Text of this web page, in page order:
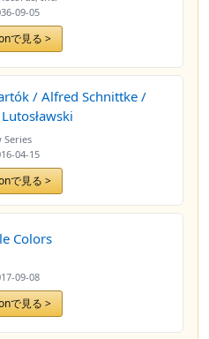
09-05
で見る >
/ Alfred Schnittke /
Series
04-15
で見る >
Colors
09-08
で見る >